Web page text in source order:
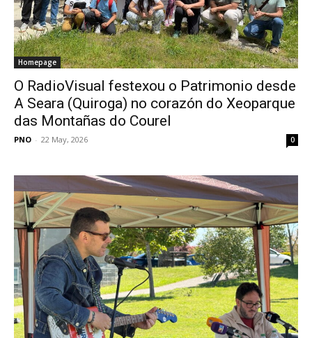
Homepage
O RadioVisual festexou o Patrimonio desde
A Seara (Quiroga) no corazón do Xeoparque
das Montañas do Courel
PNO - 22 May, 2026 0